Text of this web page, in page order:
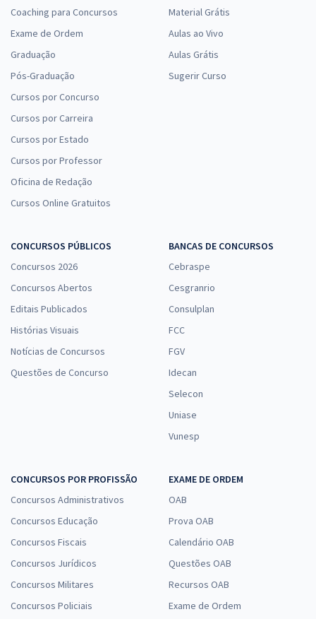
Coaching para Concursos
Exame de Ordem
Graduação
Pós-Graduação
Cursos por Concurso
Cursos por Carreira
Cursos por Estado
Cursos por Professor
Oficina de Redação
Cursos Online Gratuitos
Material Grátis
Aulas ao Vivo
Aulas Grátis
Sugerir Curso
CONCURSOS PÚBLICOS
Concursos 2026
Concursos Abertos
Editais Publicados
Histórias Visuais
Notícias de Concursos
Questões de Concurso
BANCAS DE CONCURSOS
Cebraspe
Cesgranrio
Consulplan
FCC
FGV
Idecan
Selecon
Uniase
Vunesp
CONCURSOS POR PROFISSÃO
Concursos Administrativos
Concursos Educação
Concursos Fiscais
Concursos Jurídicos
Concursos Militares
Concursos Policiais
EXAME DE ORDEM
OAB
Prova OAB
Calendário OAB
Questões OAB
Recursos OAB
Exame de Ordem